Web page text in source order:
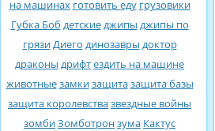
на машинах готовить еду грузовики
Губка Боб детскиеджипы джипы по
грязиДиего динозавры доктор
драконы дрифтездить на машине
животныезамкизащитазащита базы
защита королевствазвездные войны
зомбиЗомботронзума Кактус